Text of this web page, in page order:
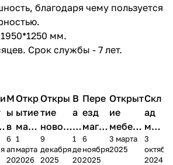
благодаря чему пользуется
мм.
Срок службы - 7 лет.
М
ы
в
М
А
6
апреля
2026
Откр
ытие
мага
зина
в
1
марта
2026
Откры
тие
новог
о
магаз
9
декабря
2025
В
а
к
а
н
1
декабря
2025
Пере
езд
магаз
ина в
г.
6
ноября
2025
Открыт
ие
мебель
ного
салона
3 марта
2025
Скл
ад
меб
ели
пер
3
2024